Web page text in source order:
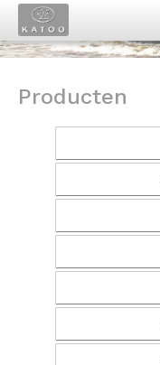
Producten